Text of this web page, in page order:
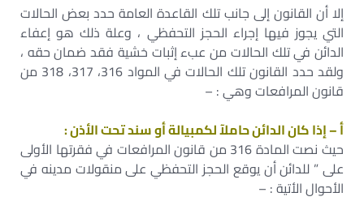
إلا أن القانون إلى جانب تلك القاعدة العامة حدد بعض الحالات
التي يجوز فيها إجراء الحجز التحفظي ، وعلة ذلك هو إعفاء
الدائن في تلك الحالات من عبء إثبات خشية فقد ضمان حقه ،
ولقد حدد القانون تلك الحالات في المواد 316، 317، 318 من
قانون المرافعات وهي : –
أ – إذا كان الدائن حاملآ لكمبيالة أو سند تحت الأذن :
حيث نصت المادة 316 من قانون المرافعات في فقرتها الأولى
على ” للدائن أن يوقع الحجز التحفظي على منقولات مدينه في
الأحوال الأتية : –